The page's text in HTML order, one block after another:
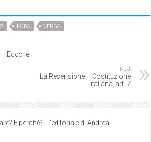
ROBA VERGA
– Ecco le
Next
La Recensione – Costituzione
italiana: art. 7
E perché?- L’editoriale di Andrea